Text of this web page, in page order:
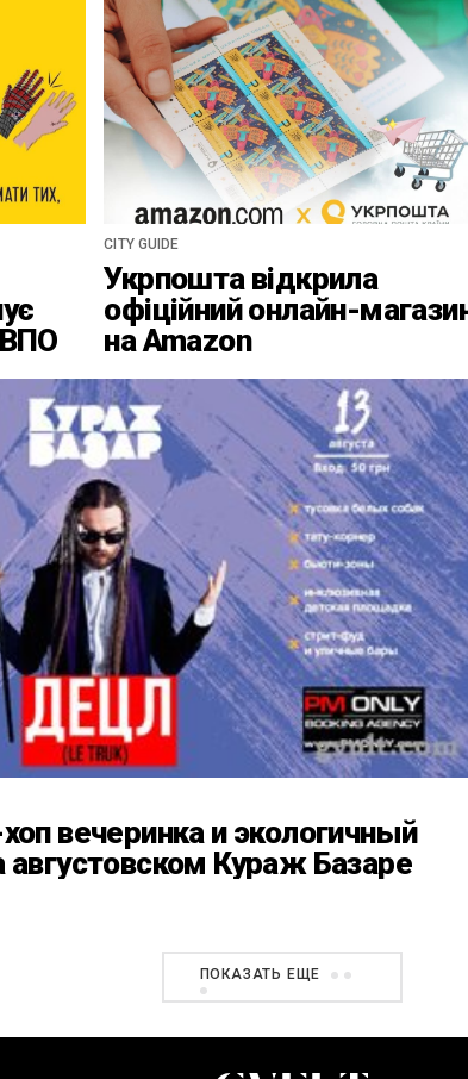
CITY GUIDE
Укрпошта відкрила
офіційний онлайн-
на Amazon
вечеринка и экологичный
Кураж Базаре
ПОКАЗАТЬ ЕЩЕ